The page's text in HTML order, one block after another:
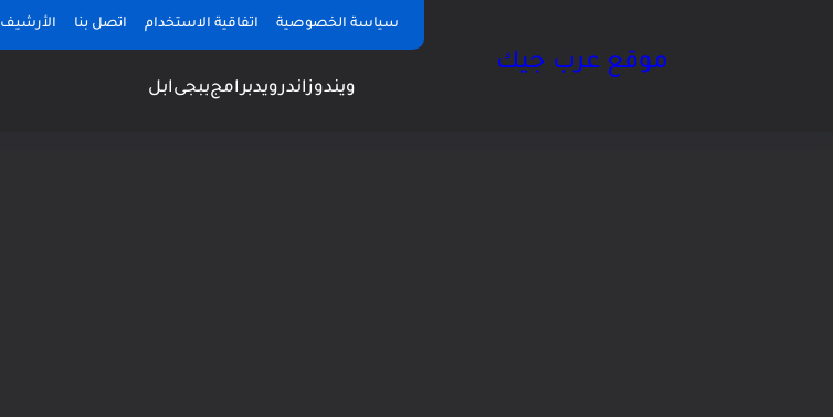
سياسة الخصوصية اتفاقية الاستخدام اتصل بنا الأرشيف
موقع عرب جيك
ويندوزاندرويدبرامجببجىابل